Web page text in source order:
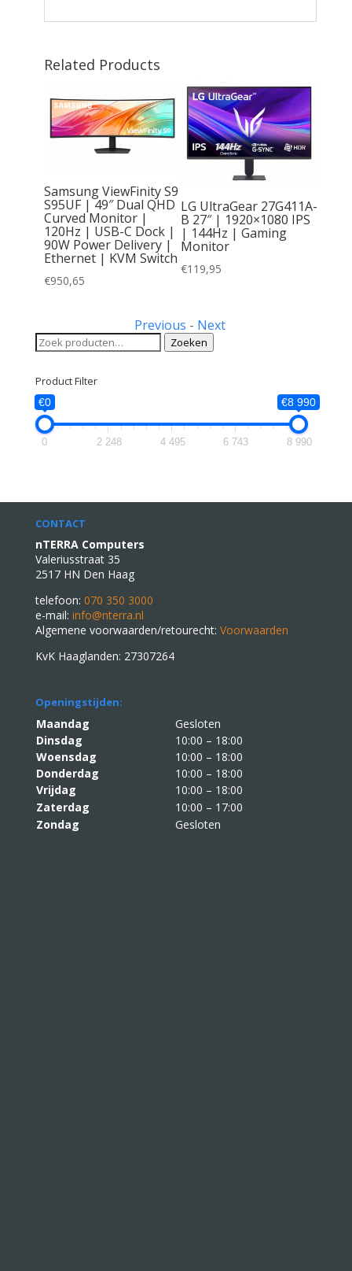
Related Products
Samsung ViewFinity S9
S95UF | 49″ Dual QHD
Curved Monitor |
120Hz | USB-C Dock |
90W Power Delivery |
Ethernet | KVM Switch
€950,65
LG UltraGear 27G411A-
B 27″ | 1920×1080 IPS
| 144Hz | Gaming
Monitor
€119,95
Previous - Next
Zoeken
naar:
Zoeken
Product Filter
€0 €8 990
0 2 248 4 495 6 743 8 990
CONTACT
nTERRA Computers
Valeriusstraat 35
2517 HN Den Haag
telefoon: 070 350 3000
e-mail: info@nterra.nl
Algemene voorwaarden/retourecht: Voorwaarden
KvK Haaglanden: 27307264
Openingstijden:
Maandag
Gesloten
Dinsdag
10:00 – 18:00
Woensdag
10:00 – 18:00
Donderdag
10:00 – 18:00
Vrijdag
10:00 – 18:00
Zaterdag
10:00 – 17:00
Zondag
Gesloten